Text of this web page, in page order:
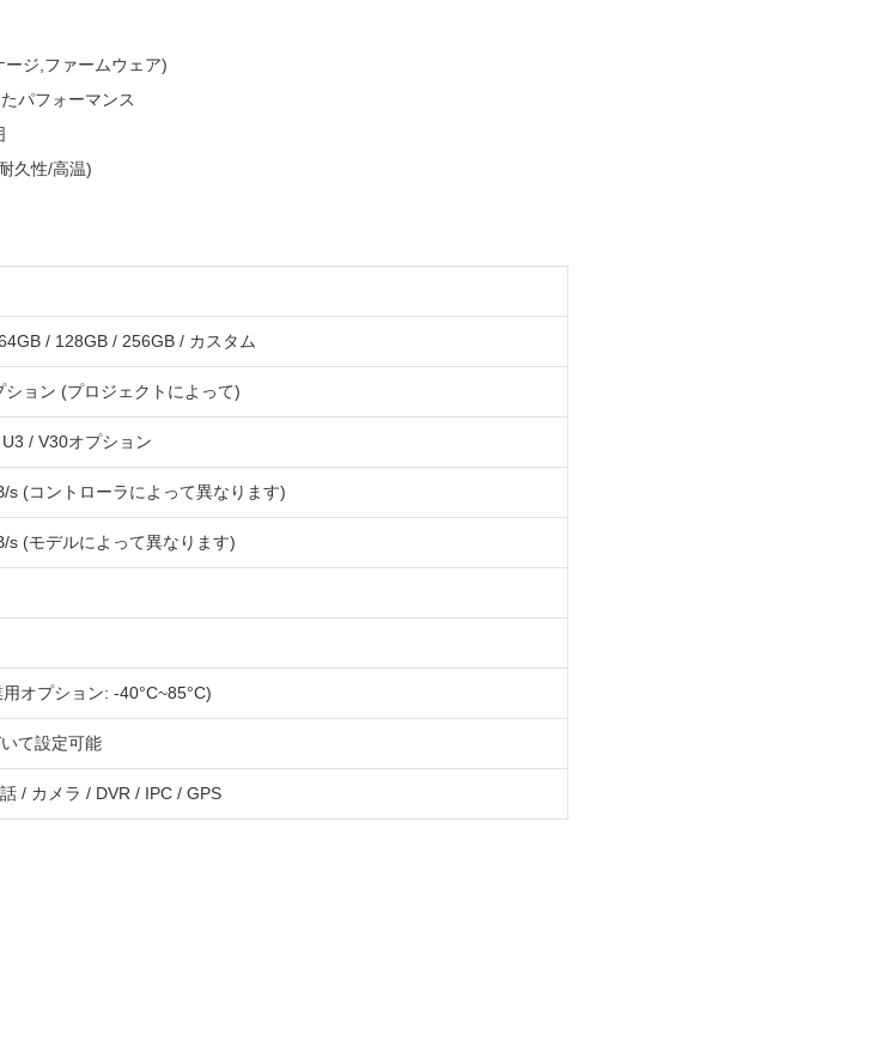
ジ,ファームウェア)
パフォーマンス
久性/高温)
/ 128GB / 256GB / カスタム
ョン (プロジェクトによって)
/ V30オプション
s (コントローラによって異なります)
s (モデルによって異なります)
オプション: -40°C~85°C)
て設定可能
/ カメラ / DVR / IPC / GPS